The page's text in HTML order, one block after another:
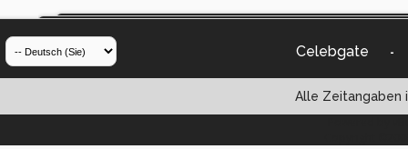
Celebgate -
Alle Zeitangaben